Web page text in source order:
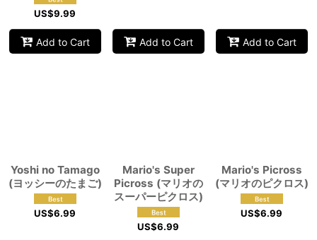
US$9.99
Add to Cart Add to Cart Add to Cart
Yoshi no Tamago
(ヨッシーのたまご)
US$6.99
Mario's Super
Picross (マリオの
スーパーピクロス)
US$6.99
Mario's Picross
(マリオのピクロス)
US$6.99